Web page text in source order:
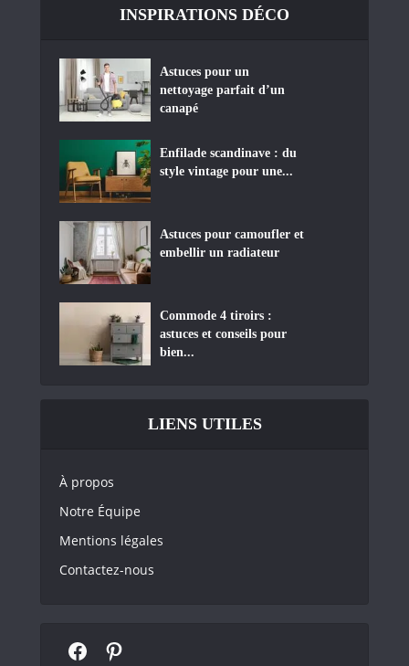
INSPIRATIONS DÉCO
Astuces pour un
nettoyage parfait d’un
canapé
Enfilade scandinave : du
style vintage pour une...
Astuces pour camoufler et
embellir un radiateur
Commode 4 tiroirs :
astuces et conseils pour
bien...
LIENS UTILES
À propos
Notre Équipe
Mentions légales
Contactez-nous